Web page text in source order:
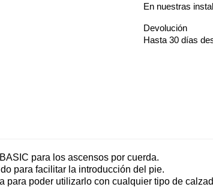
En nuestras
Devolución
Hasta 30 días
para los ascensos por cuerda.
para facilitar la introducción del pie.
para poder utilizarlo con cualquier tipo de